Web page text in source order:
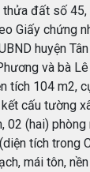
thửa đất số
Giấy chứng
huyện
và bà
tích 104 m2,
cấu tường
02 (hai)
tích trong
mái tôn,